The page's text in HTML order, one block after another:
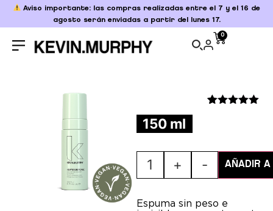
Aviso importante: las compras realizadas entre el 7 y el 16 de
agosto serán enviadas a partir del lunes 17.
0
valoraciones
de clientes
150 ml
1 + - AÑADIR
Espuma sin peso e